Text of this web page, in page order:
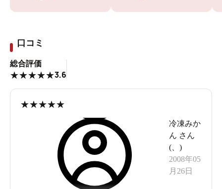
口コミ
総合評価
★★★★★3.6
★★★★★
冷凍みか
ん さん
(
)
2008年05
月26日